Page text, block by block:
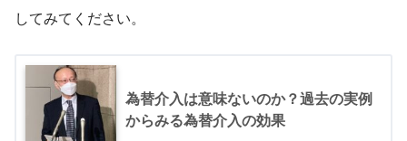
してみてください。
為替介入は意味ないのか？過去の実例
からみる為替介入の効果